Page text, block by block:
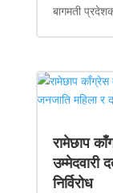
बागमती
रामेछाप
उम्मेदवारी
निर्विरोध